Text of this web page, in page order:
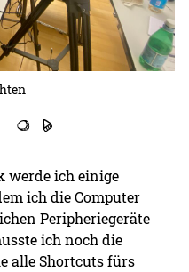
werde ich einige
ich die Computer
Peripheriegeräte
ich noch die
alle Shortcuts fürs